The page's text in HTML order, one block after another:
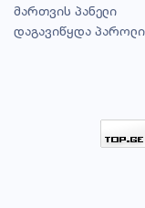
მართვის პანელი
დაგავიწყდა